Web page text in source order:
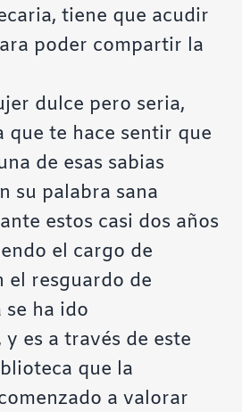
tiene que acudir
poder compartir la
dulce pero seria,
que te hace sentir que
de esas sabias
su palabra sana
estos casi dos años
el cargo de
el resguardo de
se ha ido
es a través de este
que la
a valorar